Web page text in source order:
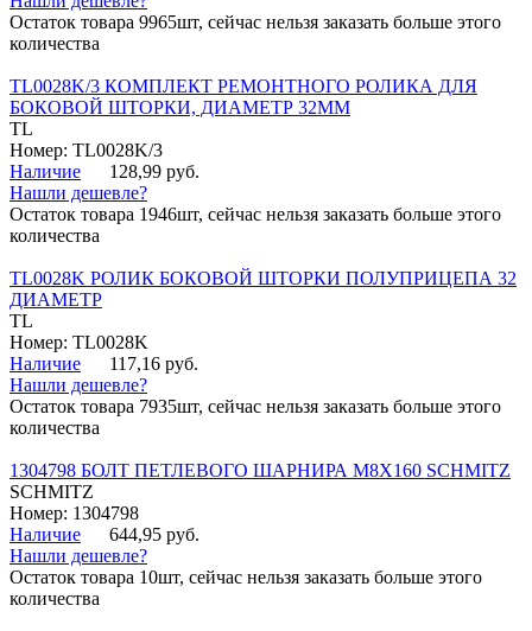
Остаток товара 9965шт, сейчас нельзя заказать больше этого
количества
TL0028K/3 КОМПЛЕКТ РЕМОНТНОГО РОЛИКА ДЛЯ
БОКОВОЙ ШТОРКИ, ДИАМЕТР 32ММ
TL
Номер: TL0028K/3
Наличие
128,99 руб.
Нашли дешевле?
Остаток товара 1946шт, сейчас нельзя заказать больше этого
количества
TL0028K РОЛИК БОКОВОЙ ШТОРКИ ПОЛУПРИЦЕПА 32
ДИАМЕТР
TL
Номер: TL0028K
Наличие
117,16 руб.
Нашли дешевле?
Остаток товара 7935шт, сейчас нельзя заказать больше этого
количества
1304798 БОЛТ ПЕТЛЕВОГО ШАРНИРА М8Х160 SCHMITZ
SCHMITZ
Номер: 1304798
Наличие
644,95 руб.
Нашли дешевле?
Остаток товара 10шт, сейчас нельзя заказать больше этого
количества